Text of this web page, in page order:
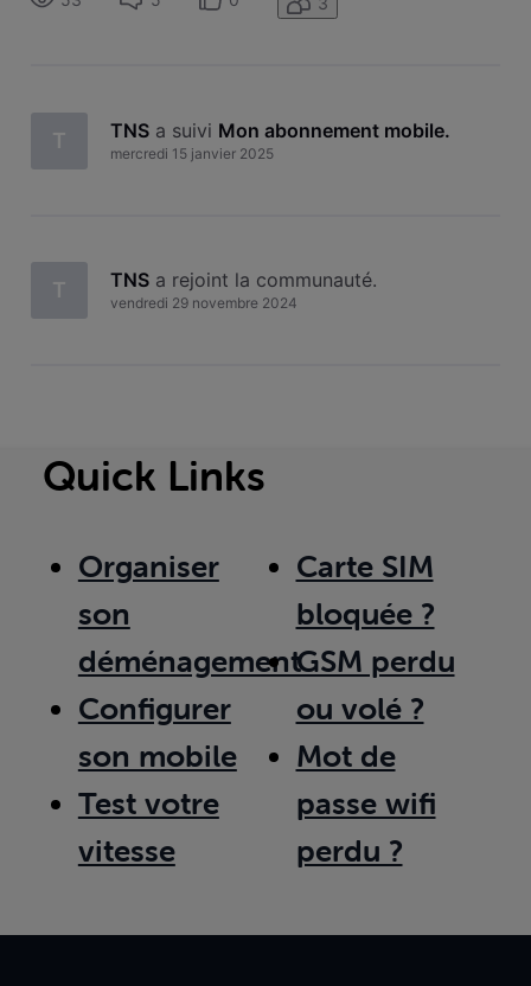
comprends pas ce bl
T TNS a suivi Mon abonnement mobile.
mercredi 15 janvier 2025
T TNS a rejoint la communauté.
vendredi 29 novembre 2024
Quick Links
Organiser
son
déménagement
Configurer
son mobile
Test votre
vitesse
Carte SIM
bloquée ?
GSM perdu
ou volé ?
Mot de
passe wifi
perdu ?